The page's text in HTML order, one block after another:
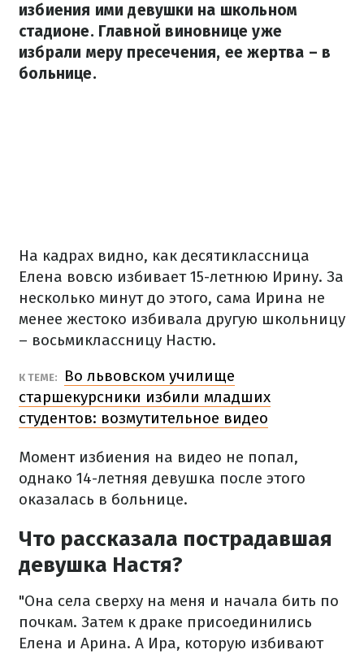
избиения ими девушки на школьном
стадионе. Главной виновнице уже
избрали меру пресечения, ее жертва – в
больнице.
На кадрах видно, как десятиклассница
Елена вовсю избивает 15-летнюю Ирину. За
несколько минут до этого, сама Ирина не
менее жестоко избивала другую школьницу
– восьмиклассницу Настю.
К ТЕМЕ:
Во львовском училище
старшекурсники избили младших
студентов: возмутительное видео
Момент избиения на видео не попал,
однако 14-летняя девушка после этого
оказалась в больнице.
Что рассказала пострадавшая
девушка Настя?
"Она села сверху на меня и начала бить по
почкам. Затем к драке присоединились
Елена и Арина. А Ира, которую избивают